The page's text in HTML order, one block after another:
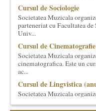
Cursul de Sociologie
Societatea Muzicala
parteneriat cu Facultatea
Univ...
Cursul de
Societatea Muzicala
cinematografica. Este un
ac...
Cursul de Lingvistica
Societatea Muzicala